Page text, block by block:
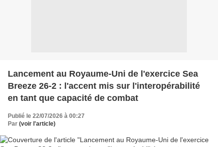
Lancement au Royaume-Uni de l'exercice Sea
Breeze 26-2 : l'accent mis sur l'interopérabilité
en tant que capacité de combat
Publié le 22/07/2026 à 00:27
Par (voir l'article)